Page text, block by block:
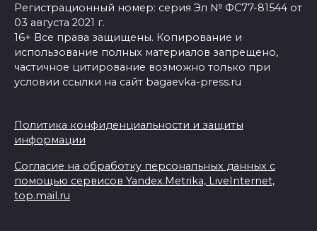
Регистрационный номер: серия Эл № ФС77-81544 от
03 августа 2021 г.
16+ Все права защищены. Копирование и
использование полных материалов запрещено,
частичное цитирование возможно только при
условии ссылки на сайт bagaevka-press.ru
Политика конфиденциальности и защиты
информации
Согласие на обработку персональных данных с
помощью сервисов Yandex.Metrika, LiveInternet,
top.mail.ru